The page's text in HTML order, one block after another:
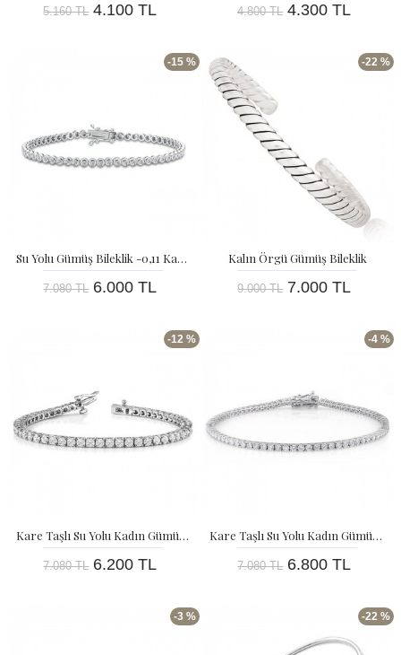
5.160 TL 4.100 TL 4.800 TL 4.300 TL
-15 %
Su Yolu Gümüş Bileklik -0,11 Karat
7.080 TL 6.000 TL
-22 %
Kalın Örgü Gümüş Bileklik
9.000 TL 7.000 TL
-12 %
Kare Taşlı Su Yolu Kadın Gümüş Bileklik - 0,20 Karat
7.080 TL 6.200 TL
-4 %
Kare Taşlı Su Yolu Kadın Gümüş Bileklik - 0,40 Karat
7.080 TL 6.800 TL
-3 % -22 %